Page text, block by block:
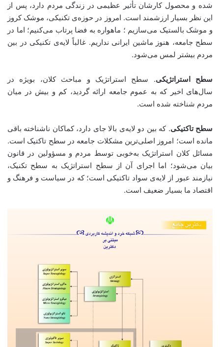
شده و محصول کارشان تأثیر عظیمی در زندگی مردم دارد، پس از
این نظر بسیار ارزشمند است. امروز در حوزه‌ی تکنیکی، موشک کروز
و موشک بالستیک می‌سازیم ؛ ماهواره به فضا پرتاب می‌کنیم؛ اما در
سطح جامعه، هنوز ماشین ایرانی نداریم. غالباً لایه‌ی تکنیکی در بین
مردم بیشتر لمس می‌شود.
سطح استراتژیکی. سطح استراتژیک و مباحث کلان، بویژه در
سال‌های اخیر که به عموم جامعه ارائه گردید، کم و بیش در میان
مردم شناخته شده است.
سطح تاکتیکی. که بین دو لایه‌ی بالا جای دارد، کماکان ناشناخته باقی
مانده است؛ امروز اصلی‌ترین مشکلات جامعه در سطح تاکتیک است.
مسائل کلان استراتژیک به‌خوبی توسط مردم و مسؤولین در قانون
بیان می‌شود؛ اما اجرای آن از سطح استراتژیک به سطح تکنیک،
نیازمند عبور از لایه‌ی سواد تاکتیکی است؛ که در سیاست و فرهنگ و
اقتصاد ما بسیار ضعیف است.